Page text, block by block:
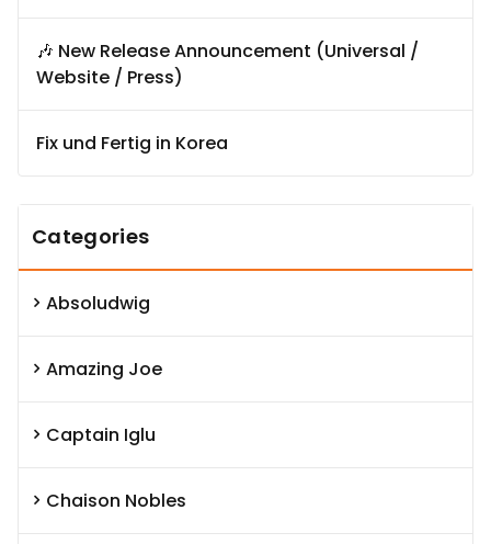
🎶 New Release Announcement (Universal /
Website / Press)
Fix und Fertig in Korea
Categories
Absoludwig
Amazing Joe
Captain Iglu
Chaison Nobles